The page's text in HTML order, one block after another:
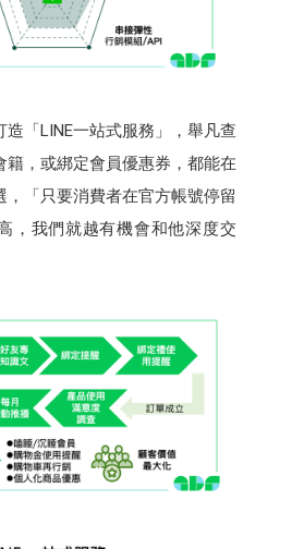
「LINE一站式服務」，舉凡查
籍，或綁定會員優惠券，都能在
，「只要消費者在官方帳號停留
，我們就越有機會和他深度交